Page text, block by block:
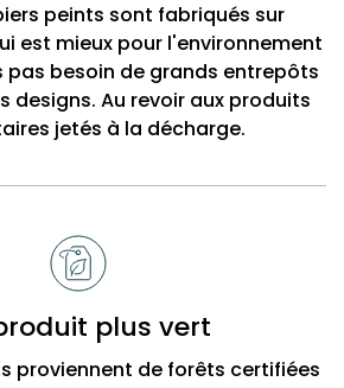
peints sont fabriqués sur
est mieux pour l'environnement
pas besoin de grands entrepôts
designs. Au revoir aux produits
jetés à la décharge.
plus vert
proviennent de forêts certifiées